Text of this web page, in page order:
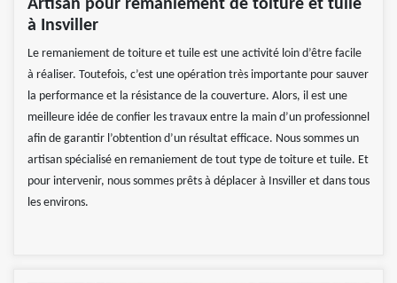
Artisan pour remaniement de toiture et tuile
à Insviller
Le remaniement de toiture et tuile est une activité loin d’être facile
à réaliser. Toutefois, c’est une opération très importante pour sauver
la performance et la résistance de la couverture. Alors, il est une
meilleure idée de confier les travaux entre la main d’un professionnel
afin de garantir l’obtention d’un résultat efficace. Nous sommes un
artisan spécialisé en remaniement de tout type de toiture et tuile. Et
pour intervenir, nous sommes prêts à déplacer à Insviller et dans tous
les environs.